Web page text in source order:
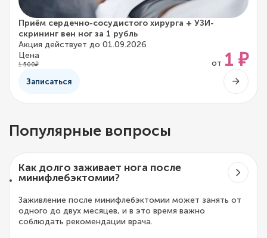
Приём сердечно-сосудистого хирурга + УЗИ-
скрининг вен ног за 1 рубль
Акция действует до 01.09.2026
Цена
1 500₽ от 1 ₽
Записаться
Популярные вопросы
Как долго заживает нога после
минифлебэктомии?
Заживление после минифлебэктомии может занять от
одного до двух месяцев, и в это время важно
соблюдать рекомендации врача.